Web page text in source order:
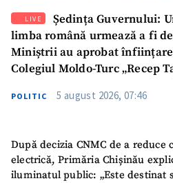
LIVE
Ședința Guvernului:
limba română urmează a fi
Miniștrii au aprobat
Colegiul Moldo-Turc „Recep
POLITIC 5 august 2026, 07:46
După decizia CNMC de a reduce
electrică, Primăria Chișinău
iluminatul public: „Este destinat